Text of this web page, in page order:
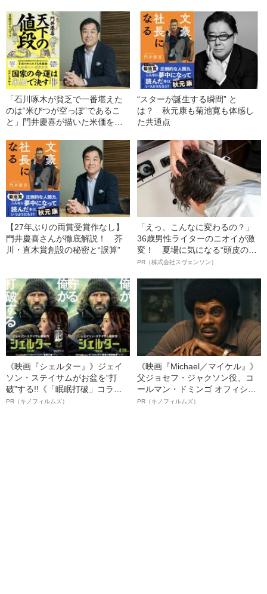
り」
「石川啄木が貧乏で一番堪えた
のは“米びつが空っぽ”であるこ
と」門井慶喜が描いた米価をめ
“スターが誕生する瞬間” と
は？ 秋元康も菊池寛も体感し
た共通点
【27年ぶりの両賞受賞作なし】
門井慶喜さんが徹底解説！ 芥
川・直木賞創設の秘密と“誤算”
「えっ、こんなに変わるの？」
36歳男性ライターのニオイが激
変！ 夏場に気になる“頭皮のニ
オイ”や“ベタつき”を解消す
ト”が生み出した徹底ケアとは
PR（株式会社スヴェンソン）
《映画『シェルター』》ジェイ
ソン・ステイサムがお盆を“打
破”する!!《「眠眠打破」コラ
ボ》
PR（キノフィルムズ）
《映画『Michael／マイケル』》
父ジョセフ・ジャクソン役、コ
ールマン・ドミンゴ オフィシャ
ルインタビュー“観客を魅了した
PR（キノフィルムズ）